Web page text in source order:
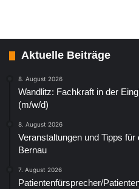
Aktuelle Beiträge
8. August 2026
Wandlitz: Fachkraft in der
(m/w/d)
8. August 2026
Veranstaltungen und Tipps
Bernau
7. August 2026
Patientenfürsprecher/